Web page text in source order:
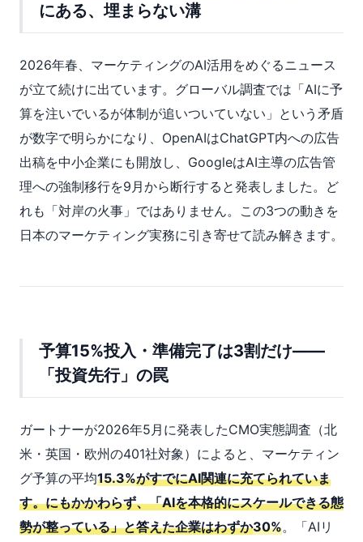
にある、埋まらない溝
2026年春、マーケティングのAI活用をめぐるニュース
が立て続けに出ています。グローバル調査では「AIに予
算を注いでいるが体制が追いついていない」という矛盾
が数字で明らかになり、OpenAIはChatGPT内への広告
出稿を中小企業にも開放し、GoogleはAI主導の広告管
理への強制移行を9月から断行すると発表しました。ど
れも「対岸の火事」ではありません。この3つの動きを
日本のマーケティング実務に引き寄せて読み解きます。
予算15%投入・準備完了は3割だけ——
「投資先行」の罠
ガートナーが2026年5月に発表したCMO実態調査（北
米・英国・欧州の401社対象）によると、マーケティン
グ予算の平均15.3%がすでにAI関連に充てられていま
す。にもかかわらず、「AIを本格的にスケールできる態
勢が整っている」と答えた企業はわずか30%。「AIリ